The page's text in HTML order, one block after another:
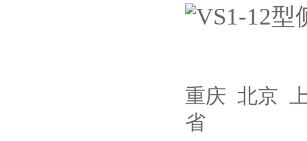
重庆 北京
省